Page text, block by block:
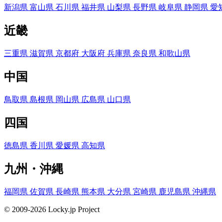
新潟県 富山県 石川県 福井県 山梨県 長野県 岐阜県 静岡県 愛
近畿
三重県 滋賀県 京都府 大阪府 兵庫県 奈良県 和歌山県
中国
鳥取県 島根県 岡山県 広島県 山口県
四国
徳島県 香川県 愛媛県 高知県
九州・沖縄
福岡県 佐賀県 長崎県 熊本県 大分県 宮崎県 鹿児島県 沖縄県
© 2009-2026 Locky.jp Project